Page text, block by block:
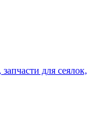
для сеялок,